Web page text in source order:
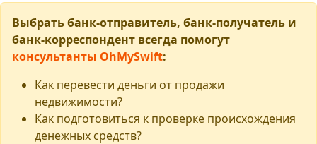
Выбрать банк-отправитель, банк-получатель и
банк-корреспондент всегда помогут
консультанты OhMySwift:
Как перевести деньги от продажи
недвижимости?
Как подготовиться к проверке происхождения
денежных средств?